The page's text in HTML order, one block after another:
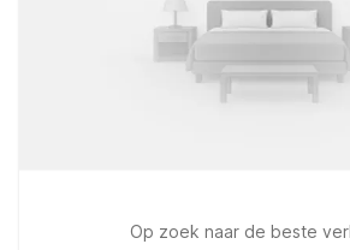
Op zoek naar de beste